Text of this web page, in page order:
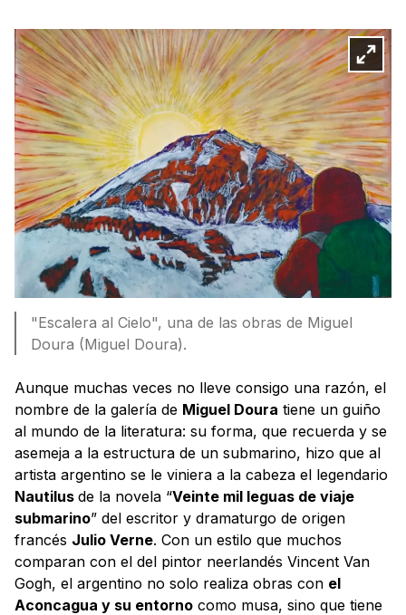
"Escalera al Cielo", una de las obras de Miguel
Doura (Miguel Doura).
Aunque muchas veces no lleve consigo una razón, el
nombre de la galería de Miguel Doura tiene un guiño
al mundo de la literatura: su forma, que recuerda y se
asemeja a la estructura de un submarino, hizo que al
artista argentino se le viniera a la cabeza el legendario
Nautilus de la novela “Veinte mil leguas de viaje
submarino” del escritor y dramaturgo de origen
francés Julio Verne. Con un estilo que muchos
comparan con el del pintor neerlandés Vincent Van
Gogh, el argentino no solo realiza obras con el
Aconcagua y su entorno como musa, sino que tiene